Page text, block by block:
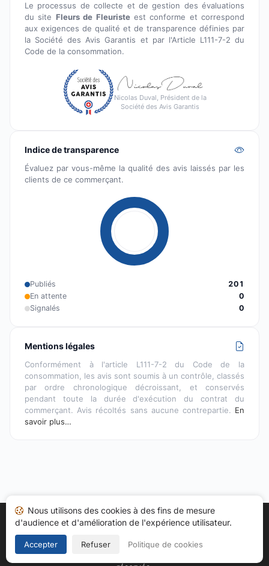
Le processus de collecte et de gestion des évaluations
du site Fleurs de Fleuristeest conforme et correspond
aux exigences de qualité et de transparence définies par
la Société des Avis Garantis et par l'Article L111-7-2 du
Code de la consommation.
Nicolas Duval, Président de la
Société des Avis Garantis
Indice de transparence
Évaluez par vous-même la qualité des avis laissés par les
clients de ce commerçant.
Publiés
201
En attente
0
Signalés
0
Mentions légales
Conformément à l'article L111-7-2 du Code de la
consommation, les avis sont soumis à un contrôle, classés
par ordre chronologique décroissant, et conservés
pendant toute la durée d'exécution du contrat du
commerçant. Avis récoltés sans aucune contrepartie. En
savoir plus…
Accueil Mes avis Catégories CGU
Cookies
Politique de confidentialité
Copyright © 2026
Nous utilisons des cookies à des fins de mesure
d'audience et d'amélioration de l'expérience utilisateur.
Accepter Refuser Politique de cookies